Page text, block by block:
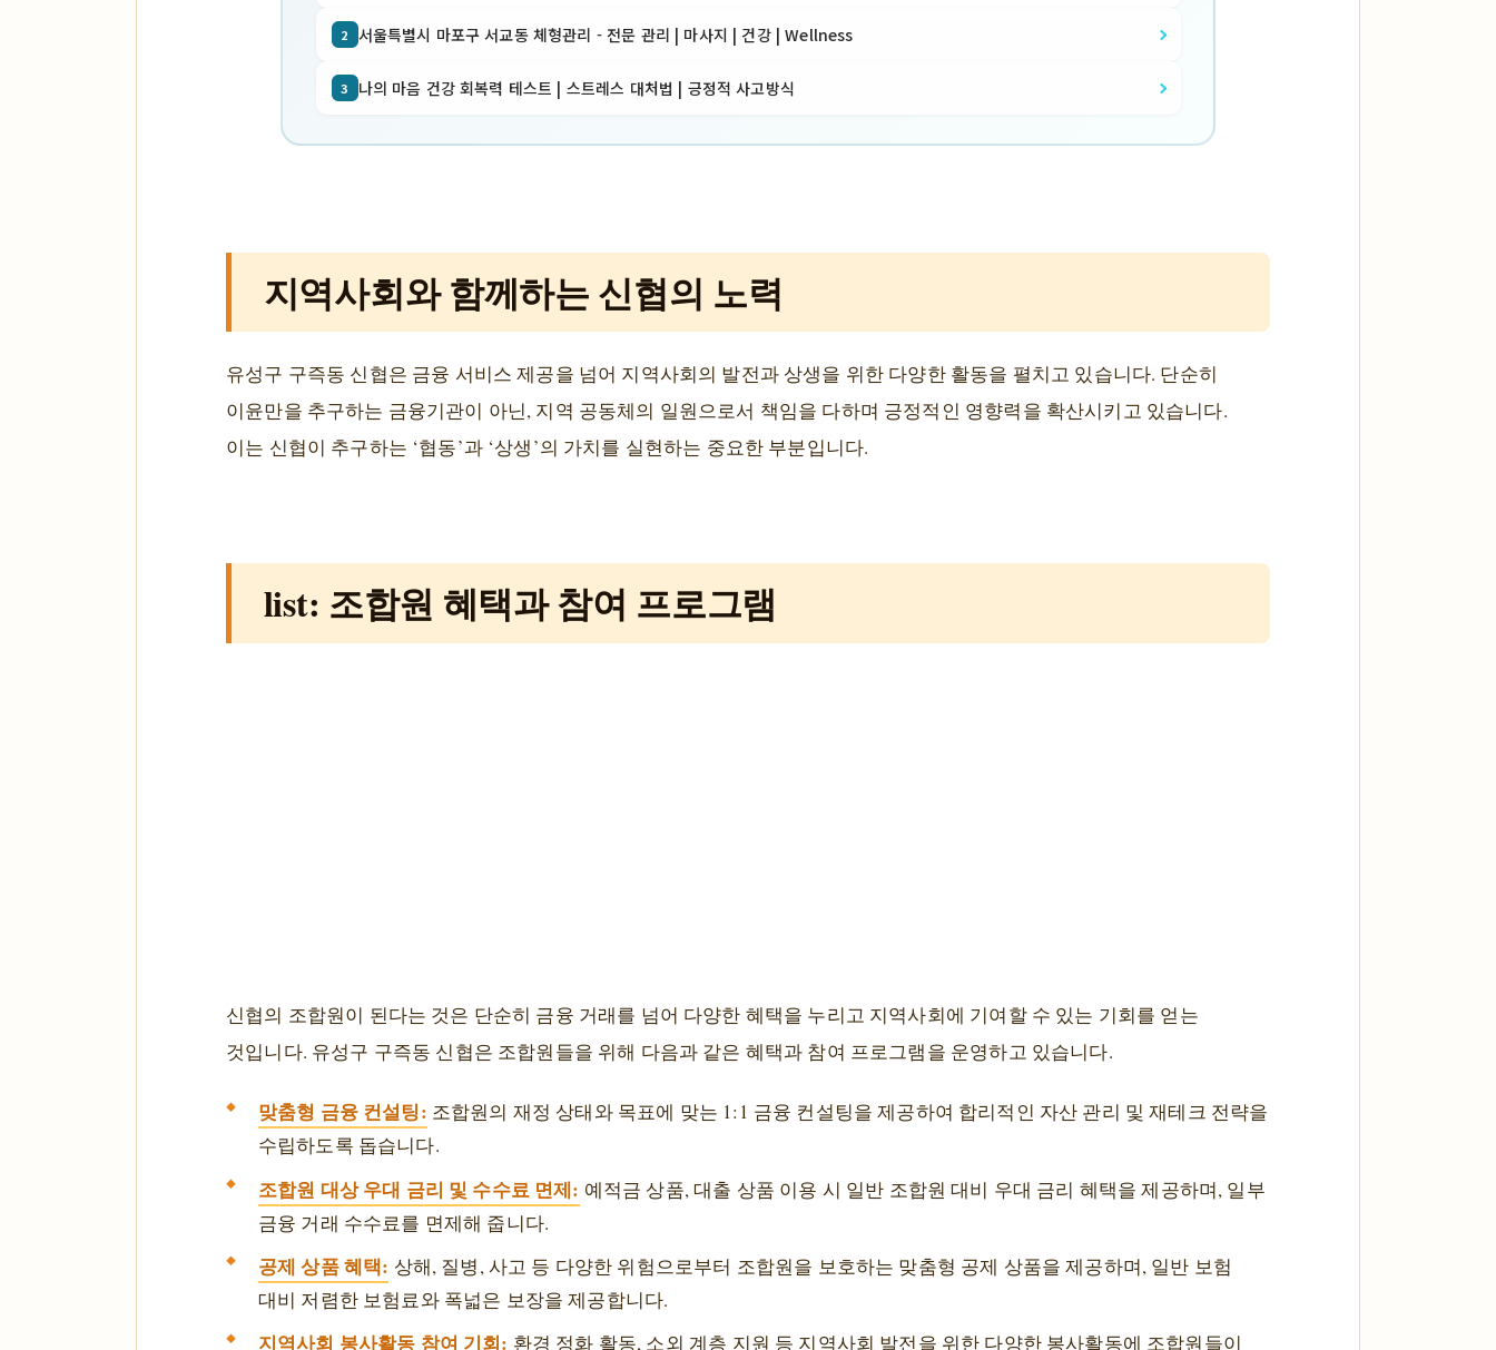
2 서울특별시 마포구 서교동 체형관리 - 전문 관리 | 마사지 | 건강 | Wellness
3 나의 마음 건강 회복력 테스트 | 스트레스 대처법 | 긍정적 사고방식
지역사회와 함께하는 신협의 노력
유성구 구즉동 신협은 금융 서비스 제공을 넘어 지역사회의 발전과 상생을 위한 다양한 활동을 펼치고 있습니다. 단순히
이윤만을 추구하는 금융기관이 아닌, 지역 공동체의 일원으로서 책임을 다하며 긍정적인 영향력을 확산시키고 있습니다.
이는 신협이 추구하는 ‘협동’과 ‘상생’의 가치를 실현하는 중요한 부분입니다.
list: 조합원 혜택과 참여 프로그램
신협의 조합원이 된다는 것은 단순히 금융 거래를 넘어 다양한 혜택을 누리고 지역사회에 기여할 수 있는 기회를 얻는
것입니다. 유성구 구즉동 신협은 조합원들을 위해 다음과 같은 혜택과 참여 프로그램을 운영하고 있습니다.
맞춤형 금융 컨설팅: 조합원의 재정 상태와 목표에 맞는 1:1 금융 컨설팅을 제공하여 합리적인 자산 관리 및 재테크 전략을
수립하도록 돕습니다.
조합원 대상 우대 금리 및 수수료 면제: 예적금 상품, 대출 상품 이용 시 일반 조합원 대비 우대 금리 혜택을 제공하며, 일부
금융 거래 수수료를 면제해 줍니다.
공제 상품 혜택: 상해, 질병, 사고 등 다양한 위험으로부터 조합원을 보호하는 맞춤형 공제 상품을 제공하며, 일반 보험
대비 저렴한 보험료와 폭넓은 보장을 제공합니다.
지역사회 봉사활동 참여 기회: 환경 정화 활동, 소외 계층 지원 등 지역사회 발전을 위한 다양한 봉사활동에 조합원들이